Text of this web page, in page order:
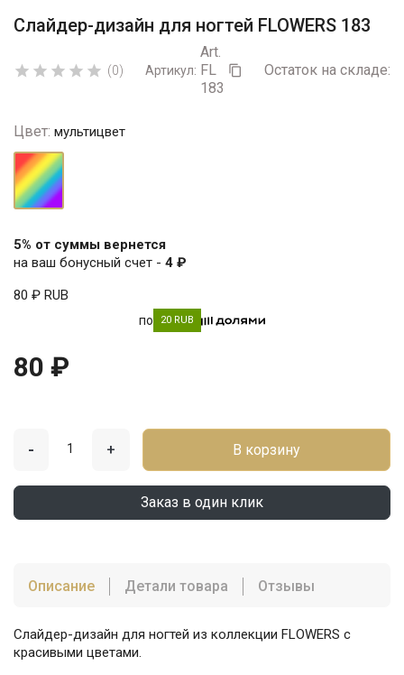
Слайдер-дизайн для ногтей FLOWERS 183
     (0) Артикул:
Art.
FL
183
 Остаток на складе:
Цвет: мультицвет
мультицвет
5% от суммы вернется
на ваш бонусный счет - 4 ₽
80 ₽ RUB
по 20 RUB
80 ₽
- + В корзину
Заказ в один клик
Описание Детали товара Отзывы
Слайдер-дизайн для ногтей из коллекции FLOWERS с
красивыми цветами.